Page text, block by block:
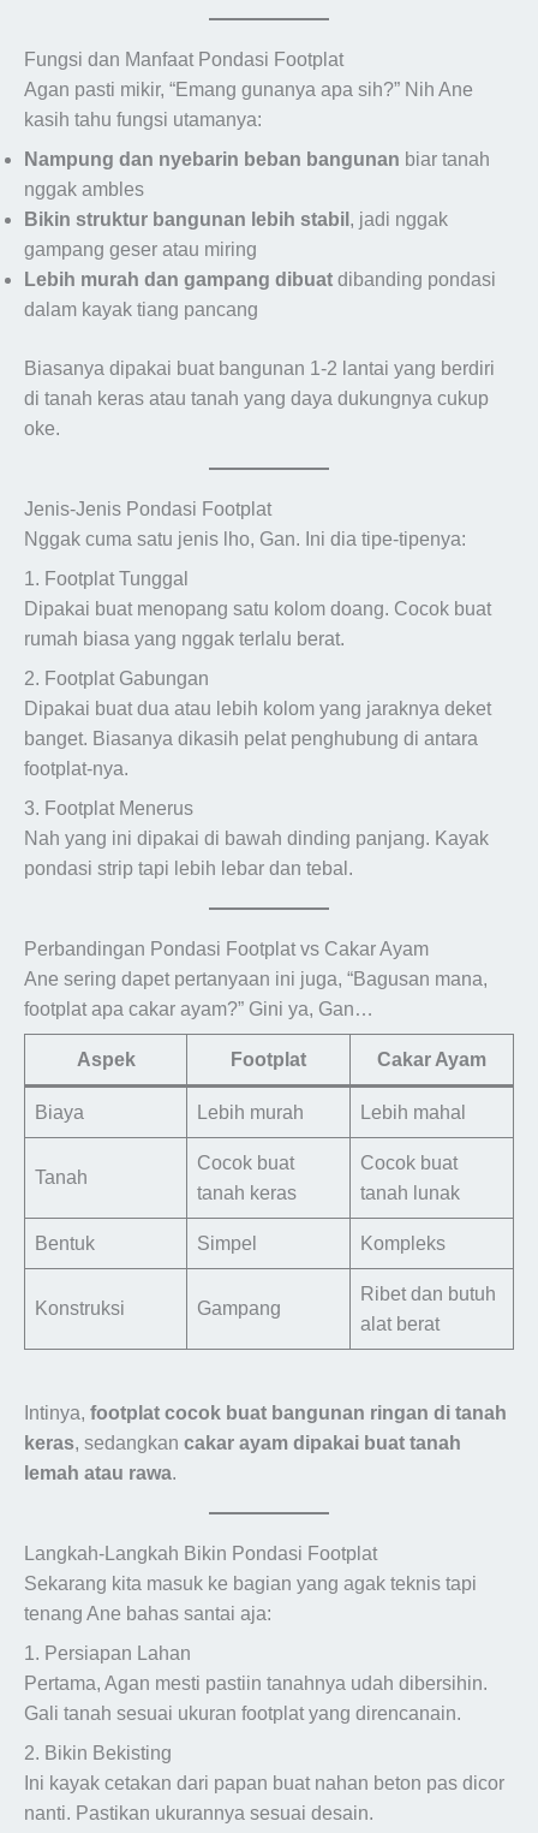
Fungsi dan Manfaat Pondasi Footplat
Agan pasti mikir, “Emang gunanya apa sih?” Nih Ane
kasih tahu fungsi utamanya:
Nampung dan nyebarin beban bangunan biar tanah
nggak ambles
Bikin struktur bangunan lebih stabil , jadi nggak
gampang geser atau miring
Lebih murah dan gampang dibuat dibanding pondasi
dalam kayak tiang pancang
Biasanya dipakai buat bangunan 1-2 lantai yang berdiri
di tanah keras atau tanah yang daya dukungnya cukup
oke.
Jenis-Jenis Pondasi Footplat
Nggak cuma satu jenis lho, Gan. Ini dia tipe-tipenya:
1. Footplat Tunggal
Dipakai buat menopang satu kolom doang. Cocok buat
rumah biasa yang nggak terlalu berat.
2. Footplat Gabungan
Dipakai buat dua atau lebih kolom yang jaraknya deket
banget. Biasanya dikasih pelat penghubung di antara
footplat-nya.
3. Footplat Menerus
Nah yang ini dipakai di bawah dinding panjang. Kayak
pondasi strip tapi lebih lebar dan tebal.
Perbandingan Pondasi Footplat vs Cakar Ayam
Ane sering dapet pertanyaan ini juga, “Bagusan mana,
footplat apa cakar ayam?” Gini ya, Gan…
Aspek Footplat Cakar Ayam
Biaya Lebih murah Lebih mahal
Tanah
Cocok buat
tanah keras
Cocok buat
tanah lunak
Bentuk Simpel Kompleks
Konstruksi Gampang
Ribet dan butuh
alat berat
Intinya, footplat cocok buat bangunan ringan di tanah
keras, sedangkan cakar ayam dipakai buat tanah
lemah atau rawa.
Langkah-Langkah Bikin Pondasi Footplat
Sekarang kita masuk ke bagian yang agak teknis tapi
tenang Ane bahas santai aja:
1. Persiapan Lahan
Pertama, Agan mesti pastiin tanahnya udah dibersihin.
Gali tanah sesuai ukuran footplat yang direncanain.
2. Bikin Bekisting
Ini kayak cetakan dari papan buat nahan beton pas dicor
nanti. Pastikan ukurannya sesuai desain.